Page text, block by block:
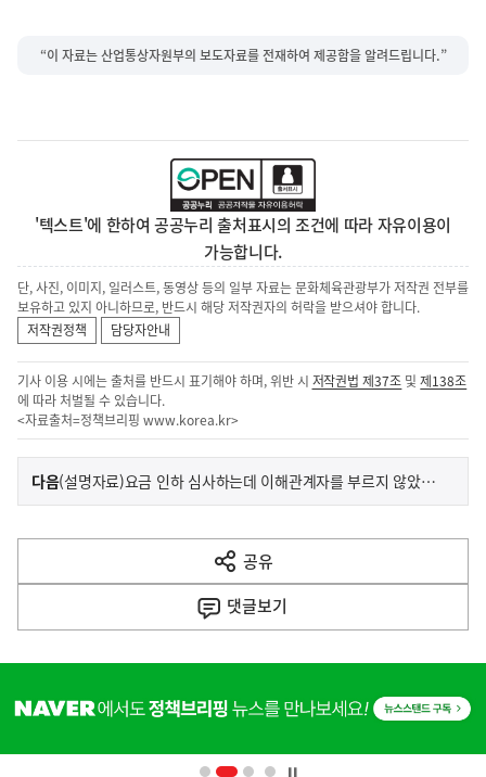
“이 자료는 산업통상자원부의 보도자료를 전재하여 제공함을 알려드립니다.”
'텍스트'에 한하여 공공누리 출처표시의 조건에 따라 자유이용이
가능합니다.
단, 사진, 이미지, 일러스트, 동영상 등의 일부 자료는 문화체육관광부가 저작권 전부를
보유하고 있지 아니하므로, 반드시 해당 저작권자의 허락을 받으셔야 합니다.
저작권정책
담당자안내
기사 이용 시에는 출처를 반드시 표기해야 하며, 위반 시 저작권법 제37조 및제138조
에 따라 처벌될 수 있습니다.
<자료출처=정책브리핑 www.korea.kr>
이
전
다
음
다음기
(설명자료)요금 인하 심사하는데 이해관계자를 부르지 않았다는 것은 사실이 아닙니다
공유
열
기
댓글보기
단